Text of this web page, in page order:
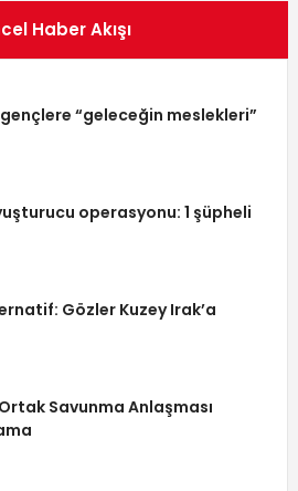
Haber Akışı
“geleceğin meslekleri”
operasyonu: 1 şüpheli
Gözler Kuzey Irak’a
Savunma Anlaşması